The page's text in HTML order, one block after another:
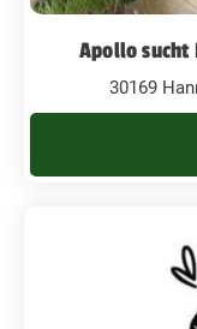
Apollo
30169